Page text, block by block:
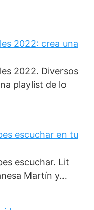
2022: crea una
2022. Diversos
playlist de lo
escuchar en tu
escuchar. Lit
Martín y…